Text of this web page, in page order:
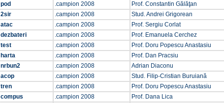
pod .campion 2008 Prof. Constantin Gălăţan
2sir .campion 2008 Stud. Andrei Grigorean
atac .campion 2008 Prof. Sergiu Corlat
dezbateri .campion 2008 Prof. Emanuela Cerchez
test .campion 2008 Prof. Doru Popescu Anastasiu
harta .campion 2008 Prof. Dan Pracsiu
nrbun2 .campion 2008 Adrian Diaconu
acop .campion 2008 Stud. Filip-Cristian Buruiană
tren .campion 2008 Prof. Doru Popescu Anastasiu
compus .campion 2008 Prof. Dana Lica